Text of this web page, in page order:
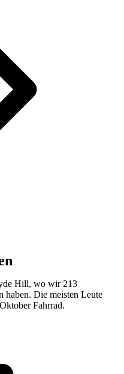
Hill, wo wir 213
haben. Die meisten Leute
Fahrrad.